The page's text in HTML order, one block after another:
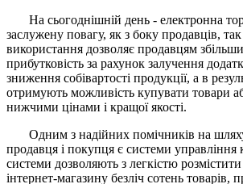
На сьогоднішній день - електронна
заслужену повагу, як з боку продавців, так
використання дозволяє продавцям
прибутковість за рахунок залучення
зниження собівартості продукції, а в
отримують можливість купувати товари
нижчими цінами і кращої якості.
Одним з надійних помічників на шляху
продавця і покупця є системи управління
системи дозволяють з легкістю
інтернет-магазину безліч сотень товарів,